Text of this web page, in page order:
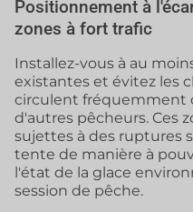
Positionnement à
zones à fort trafic
Installez-vous à au
existantes et évitez les
circulent fréquemment
d'autres pêcheurs. Ces
sujettes à des ruptures
tente de manière à
l'état de la glace
session de pêche.